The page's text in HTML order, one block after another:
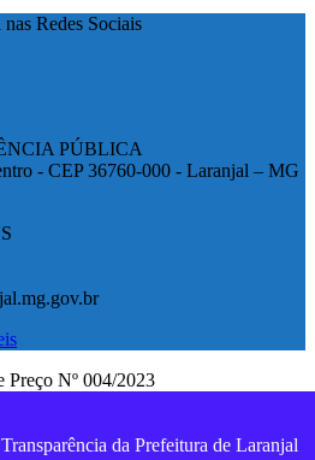
Redes Sociais
PÚBLICA
- CEP 36760-000 - Laranjal – MG
Preço Nº 004/2023
da Prefeitura de Laranjal